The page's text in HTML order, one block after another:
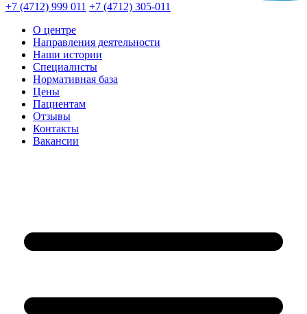
+7 (4712) 999 011 +7 (4712) 305-011
О центре
Направления деятельности
Наши истории
Специалисты
Нормативная база
Цены
Пациентам
Отзывы
Контакты
Вакансии